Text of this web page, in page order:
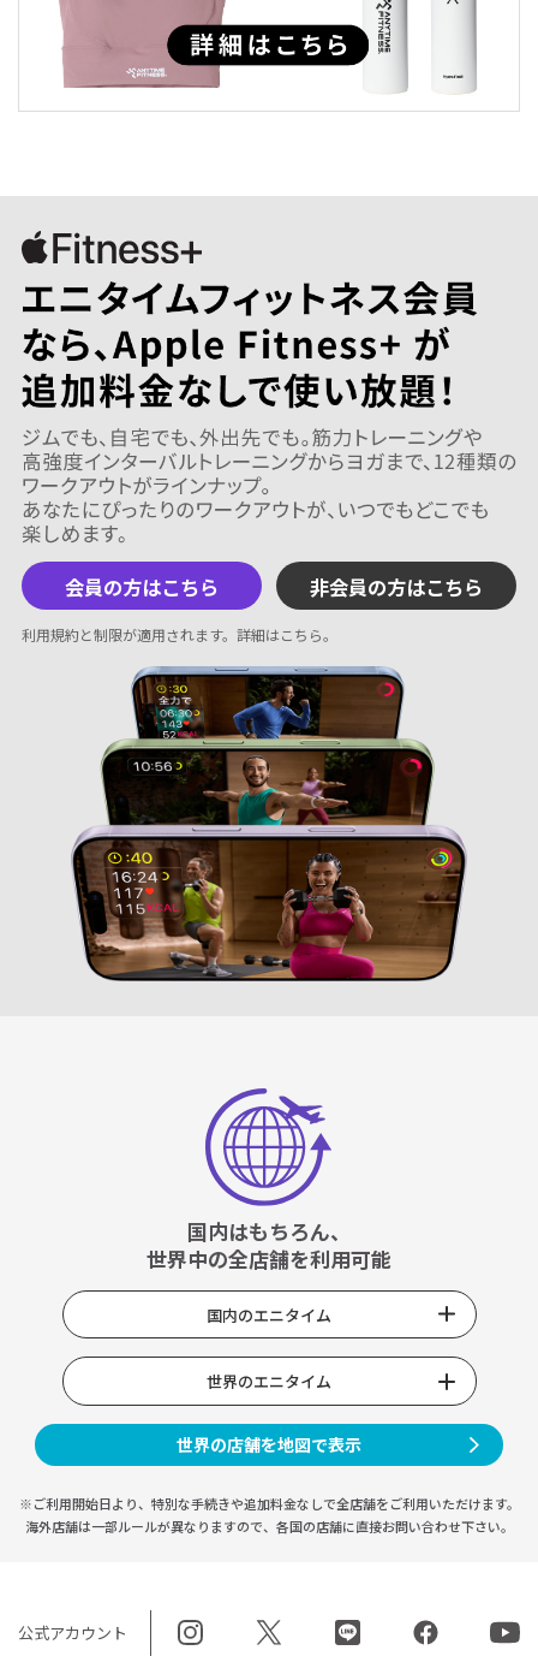
会員の方はこちら 非会員の方はこちら
利用規約と制限が適用されます。 詳細はこちら。
国内はもちろん、
世界中の全店舗を利用可能
国内のエニタイム
世界のエニタイム
世界の店舗を地図で表示
※ご利用開始日より、特別な手続きや追加料金なしで全店舗をご利用いただけます。
海外店舗は一部ルールが異なりますので、 各国の店舗に直接お問い合わせ下さい。
公式アカウント